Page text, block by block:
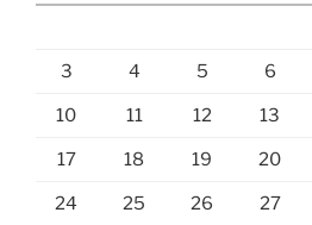
3 4 5 6
10 11 12 13
17 18 19 20
24 25 26 27